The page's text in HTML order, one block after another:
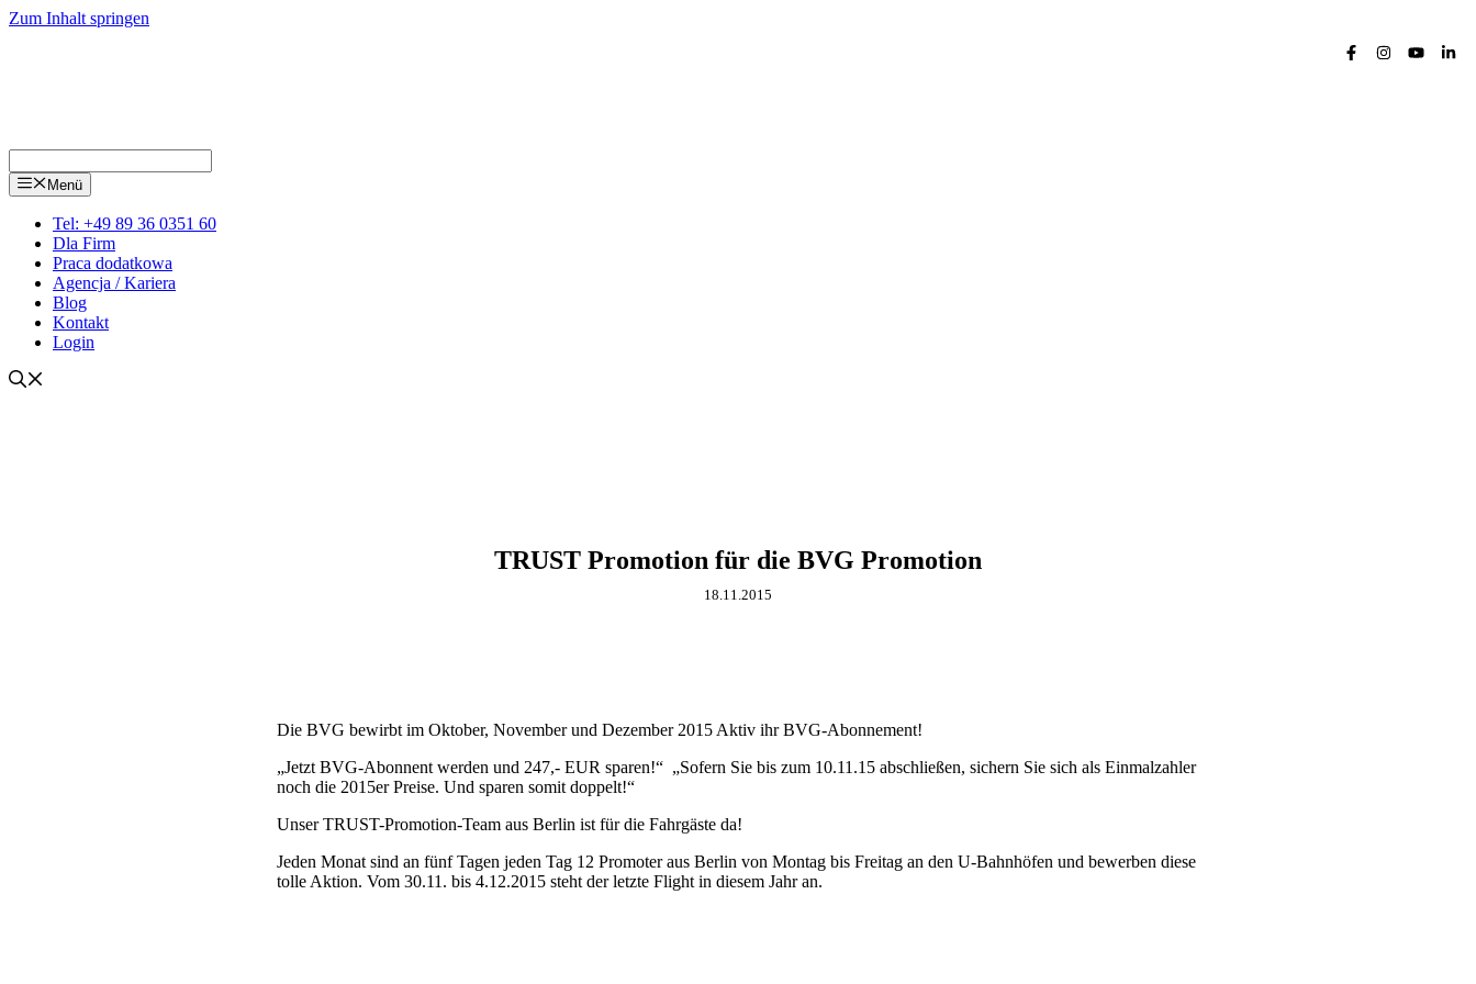
Zum Inhalt springen
Menü
Tel: +49 89 36 0351 60
Dla Firm
Praca dodatkowa
Agencja / Kariera
Blog
Kontakt
Login
TRUST Promotion für die BVG Promotion
18.11.2015
Die BVG bewirbt im Oktober, November und Dezember 2015 Aktiv ihr BVG-Abonnement!
„Jetzt BVG-Abonnent werden und 247,- EUR sparen!“ „Sofern Sie bis zum 10.11.15 abschließen, sichern Sie sich als Einmalzahler
noch die 2015er Preise. Und sparen somit doppelt!“
Unser TRUST-Promotion-Team aus Berlin ist für die Fahrgäste da!
Jeden Monat sind an fünf Tagen jeden Tag 12 Promoter aus Berlin von Montag bis Freitag an den U-Bahnhöfen und bewerben diese
tolle Aktion. Vom 30.11. bis 4.12.2015 steht der letzte Flight in diesem Jahr an.